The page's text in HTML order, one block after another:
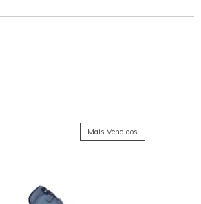
Mais Vendidos